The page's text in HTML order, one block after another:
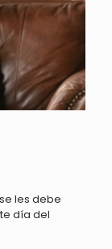
les debe
día del